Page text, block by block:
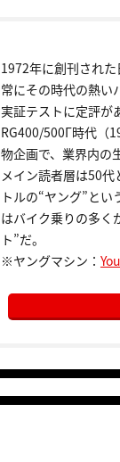
1972年に創刊された
常にその時代の熱い
実証テストに定評が
RG400/500Γ時代（
物企画で、業界内の
メイン読者層は50
トルの“ヤング”と
はバイク乗りの多く
ト”だ。
※ヤングマシン：